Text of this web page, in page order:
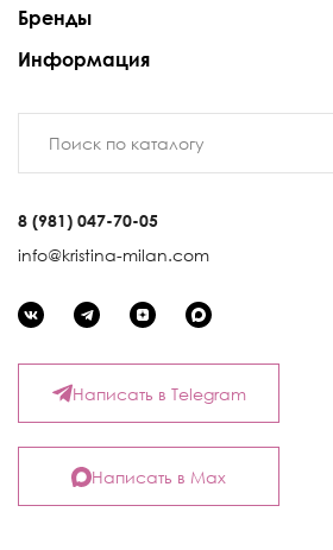
Бренды
Информация
8 (981) 047-70-05
info@kristina-milan.com
Написать в Telegram
Написать в Max